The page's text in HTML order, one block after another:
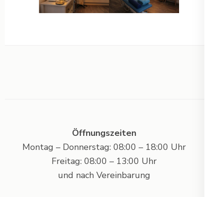
Öffnungszeiten
Montag – Donnerstag: 08:00 – 18:00 Uhr
Freitag: 08:00 – 13:00 Uhr
und nach Vereinbarung